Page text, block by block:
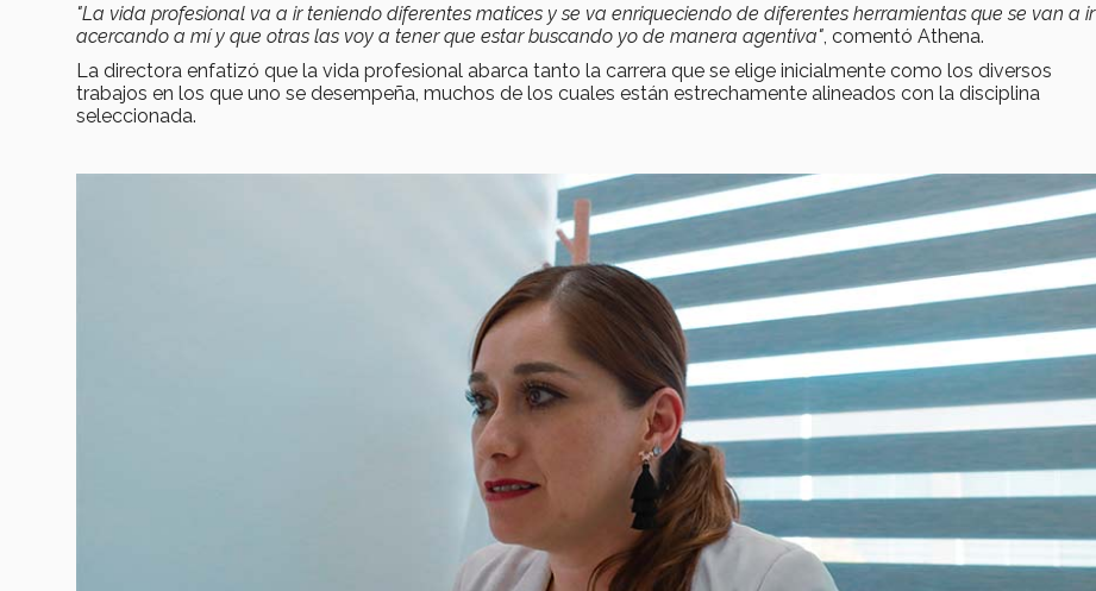
"La vida profesional va a ir teniendo diferentes matices y se va enriqueciendo de diferentes herramientas que se van a ir
acercando a mí y que otras las voy a tener que estar buscando yo de manera agentiva" , comentó Athena.
La directora enfatizó que la vida profesional abarca tanto la carrera que se elige inicialmente como los diversos
trabajos en los que uno se desempeña, muchos de los cuales están estrechamente alineados con la disciplina
seleccionada.